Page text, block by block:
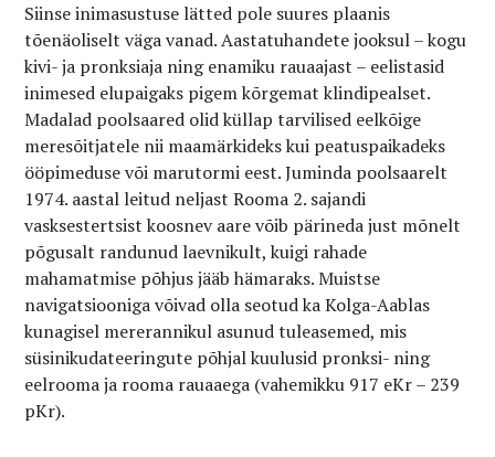
Siinse inimasustuse lätted pole suures plaanis
tõenäoliselt väga vanad. Aastatuhandete jooksul – kogu
kivi- ja pronksiaja ning enamiku rauaajast – eelistasid
inimesed elupaigaks pigem kõrgemat klindipealset.
Madalad poolsaared olid küllap tarvilised eelkõige
meresõitjatele nii maamärkideks kui peatuspaikadeks
ööpimeduse või marutormi eest. Juminda poolsaarelt
1974. aastal leitud neljast Rooma 2. sajandi
vasksestertsist koosnev aare võib pärineda just mõnelt
põgusalt randunud laevnikult, kuigi rahade
mahamatmise põhjus jääb hämaraks. Muistse
navigatsiooniga võivad olla seotud ka Kolga-Aablas
kunagisel mererannikul asunud tuleasemed, mis
süsinikudateeringute põhjal kuulusid pronksi- ning
eelrooma ja rooma rauaaega (vahemikku 917 eKr – 239
pKr).